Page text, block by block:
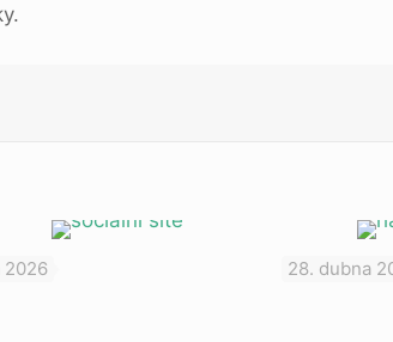
2026 28. dubna